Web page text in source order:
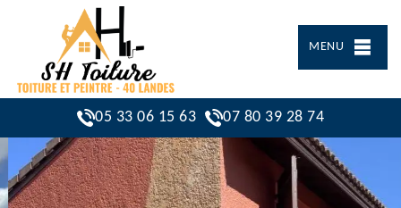
MENU
05 33 06 15 63 07 80 39 28 74